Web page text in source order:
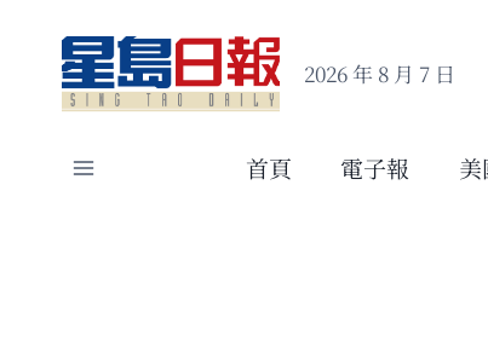
content
2026 年 8 月 7 日
首頁 電子報 美